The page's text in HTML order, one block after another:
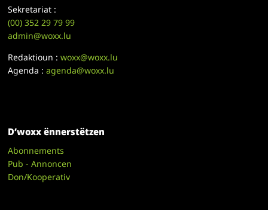
Sekretariat :
(00)352 29 79 99
admin@woxx.lu
Redaktioun :woxx@woxx.lu
Agenda :agenda@woxx.lu
D’woxx ënnerstëtzen
Abonnements
Pub - Annoncen
Don/Kooperativ